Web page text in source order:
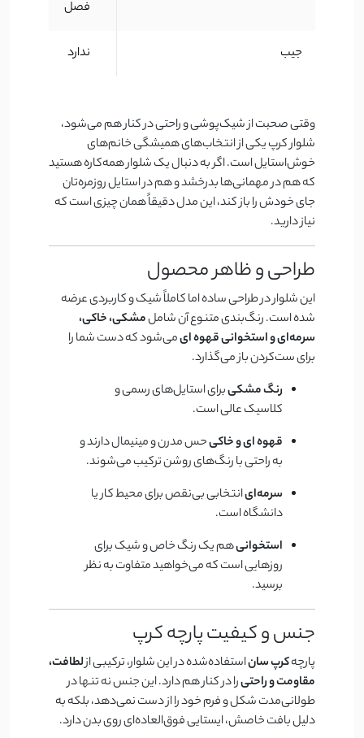
فصل
جیب ندارد
وقتی صحبت از شیک‌پوشی و راحتی در کنار هم می‌شود،
شلوار کرپ یکی از انتخاب‌های همیشگی خانم‌های
خوش‌استایل است. اگر به دنبال یک شلوار همه‌کاره هستید
که هم در مهمانی‌ها بدرخشد و هم در استایل روزمره‌تان
جای خودش را باز کند، این مدل دقیقاً همان چیزی است که
نیاز دارید.
طراحی و ظاهر محصول
این شلوار در طراحی ساده اما کاملاً شیک و کاربردی عرضه
شده است. رنگ‌بندی متنوع آن شاملمشکی، خاکی،
سرمه‌ای و استخوانیقهوه ایمی‌شود که دست شما را
برای ست‌کردن باز می‌گذارد.
رنگ مشکیبرای استایل‌های رسمی و
کلاسیک عالی است.
قهوه ای و خاکیحس مدرن و مینیمال دارند و
به راحتی با رنگ‌های روشن ترکیب می‌شوند.
سرمه‌ایانتخابی بی‌نقص برای محیط کار یا
دانشگاه است.
استخوانیهم یک رنگ خاص و شیک برای
روزهایی است که می‌خواهید متفاوت به نظر
برسید.
جنس و کیفیت پارچه کرپ
پارچهکرپ ساناستفاده‌شده در این شلوار، ترکیبی ازلطافت،
مقاومت و راحتیرا در کنار هم دارد. این جنس نه تنها در
طولانی‌مدت شکل و فرم خود را از دست نمی‌دهد، بلکه به
دلیل بافت خاصش، ایستایی فوق‌العاده‌ای روی بدن دارد.